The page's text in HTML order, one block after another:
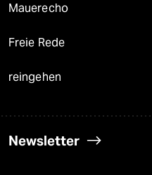
Mauerecho
Freie Rede
reingehen
Newsletter